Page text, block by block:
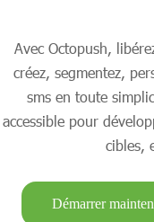
Avec Octopush,
créez, segmentez,
sms en toute
accessible pour
cibles,
Démarrer